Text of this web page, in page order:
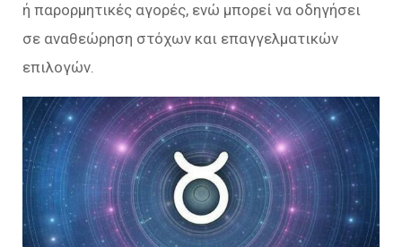
ή παρορμητικές αγορές, ενώ μπορεί να οδηγήσει
σε αναθεώρηση στόχων και επαγγελματικών
επιλογών.